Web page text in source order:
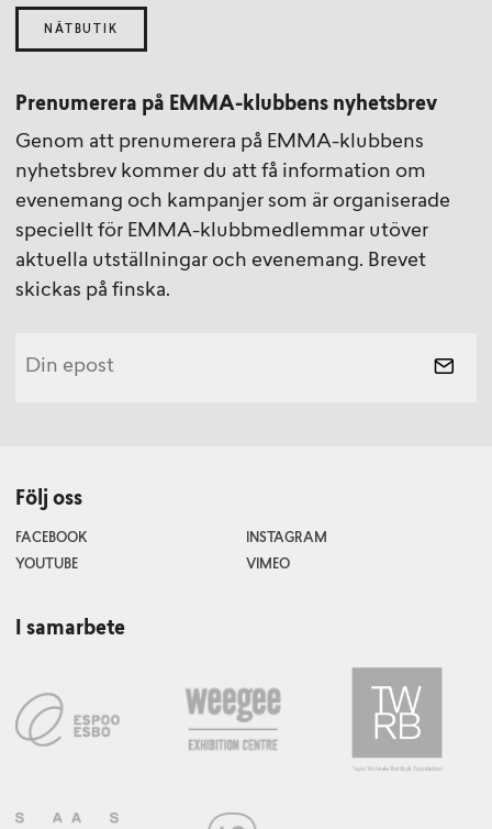
NÄTBUTIK
Prenumerera på EMMA-klubbens nyhetsbrev
Genom att prenumerera på EMMA-klubbens
nyhetsbrev kommer du att få information om
evenemang och kampanjer som är organiserade
speciellt för EMMA-klubbmedlemmar utöver
aktuella utställningar och evenemang. Brevet
skickas på finska.
Följ oss
FACEBOOK
INSTAGRAM
YOUTUBE
VIMEO
I samarbete